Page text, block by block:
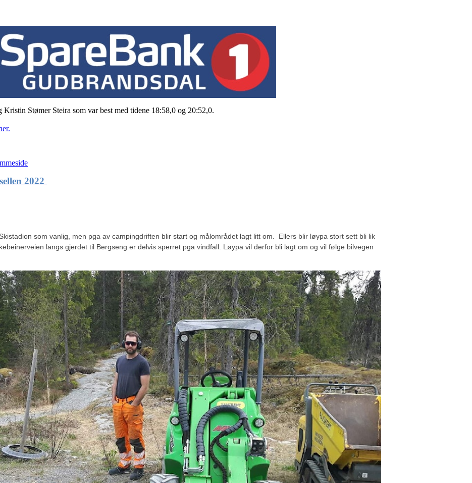
Stømer Steira som var best med tidene 18:58,0 og 20:52,0.
2022
som vanlig, men pga av campingdriften blir start og målområdet lagt litt om. Ellers blir løypa stort sett bli lik
langs gjerdet til Bergseng er delvis sperret pga vindfall. Løypa vil derfor bli lagt om og vil følge bilvegen